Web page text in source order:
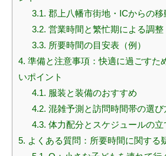
3.1. 郡上八幡市街地・ICからの移
3.2. 営業時間と繁忙期による調整
3.3. 所要時間の目安表（例）
4. 準備と注意事項：快適に過ごすた
いポイント
4.1. 服装と装備のおすすめ
4.2. 混雑予測と訪問時間帯の選び
4.3. 体力配分とスケジュールの立
5. よくある質問：所要時間に関する